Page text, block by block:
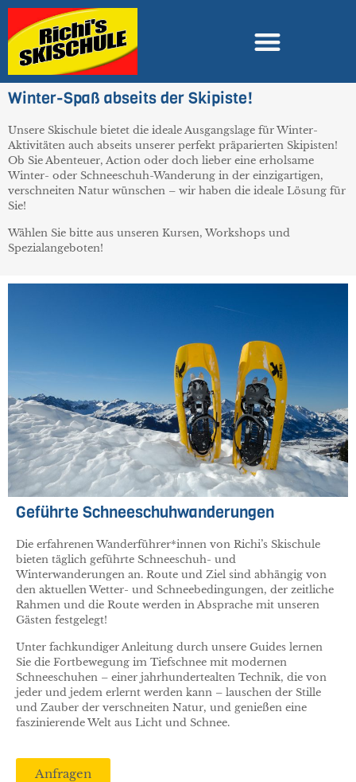
Winter-Spaß abseits der Skipiste!
Unsere Skischule bietet die ideale Ausgangslage für Winter-
Aktivitäten auch abseits unserer perfekt präparierten Skipisten!
Ob Sie Abenteuer, Action oder doch lieber eine erholsame
Winter- oder Schneeschuh-Wanderung in der einzigartigen,
verschneiten Natur wünschen – wir haben die ideale Lösung für
Sie!
Wählen Sie bitte aus unseren Kursen, Workshops und
Spezialangeboten!
Geführte Schneeschuhwanderungen
Die erfahrenen Wanderführer*innen von Richi’s Skischule
bieten täglich geführte Schneeschuh- und
Winterwanderungen an. Route und Ziel sind abhängig von
den aktuellen Wetter- und Schneebedingungen, der zeitliche
Rahmen und die Route werden in Absprache mit unseren
Gästen festgelegt!
Unter fachkundiger Anleitung durch unsere Guides lernen
Sie die Fortbewegung im Tiefschnee mit modernen
Schneeschuhen – einer jahrhundertealten Technik, die von
jeder und jedem erlernt werden kann – lauschen der Stille
und Zauber der verschneiten Natur, und genießen eine
faszinierende Welt aus Licht und Schnee.
Anfragen